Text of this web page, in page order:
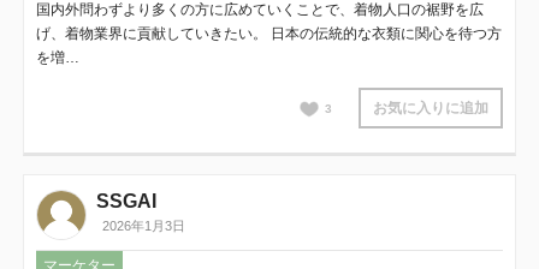
国内外問わずより多くの方に広めていくことで、着物人口の裾野を広
げ、着物業界に貢献していきたい。 日本の伝統的な衣類に関心を待つ方
を増…
3 お気に入りに追加
SSGAI
2026年1月3日
マーケター